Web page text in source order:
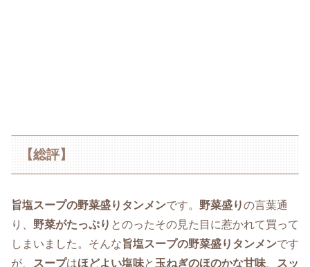
【総評】
旨塩スープの野菜盛りタンメンです。 野菜盛りの言葉通
り、 野菜がたっぷり とのったその見た目に惹かれて買って
しまいました。そんな旨塩スープの野菜盛りタンメンです
が、
スープはほどよい塩味と 玉ねぎのほのかな甘味 スッ